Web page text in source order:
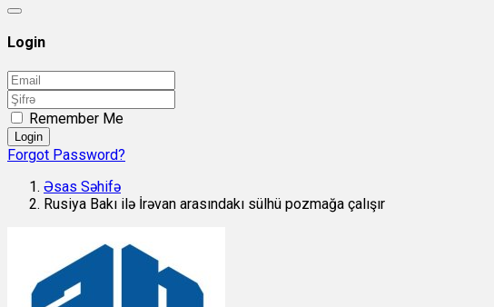
Login
Remember Me
Login
Forgot Password?
Əsas Səhifə
Rusiya Bakı ilə İrəvan arasındakı sülhü pozmağa çalışır